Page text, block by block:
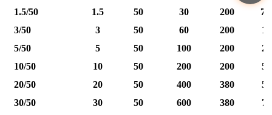
1.5/50
1.5 50 30 200
7.5
3/50
3 50 60 200
15
5/50
5 50 100 200
25
10/50
10 50 200 200
50
20/50
20 50 400 380
53
30/50
30 50 600 380
79